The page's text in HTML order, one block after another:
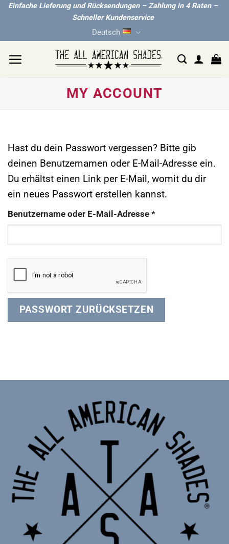
ZumEinfache Lieferung und Rücksendungen – Zahlung in 4 Raten –
Schneller Kundenservice
Deutsch
MY ACCOUNT
Hast du dein Passwort vergessen? Bitte gib
deinen Benutzernamen oder E-Mail-Adresse ein.
Du erhältst einen Link per E-Mail, womit du dir
ein neues Passwort erstellen kannst.
Benutzername oder E-Mail-Adresse *Erforderlich
PASSWORT ZURÜCKSETZEN